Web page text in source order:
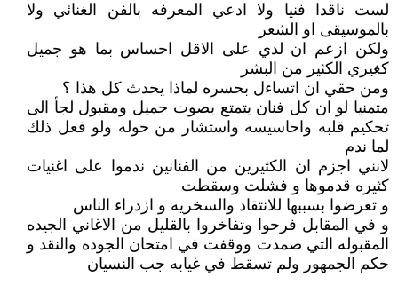
لست ناقدا فنيا ولا ادعي المعرفه بالفن الغنائي ولا
بالموسيقى او الشعر
ولكن ازعم ان لدي على الاقل احساس بما هو جميل
كغيري الكثير من البشر
ومن حقي ان اتساءل بحسره لماذا يحدث كل هذا ؟
متمنيا لو ان كل فنان يتمتع بصوت جميل ومقبول لجأ الى
تحكيم قلبه واحاسيسه واستشار من حوله ولو فعل ذلك
لما ندم
لانني اجزم ان الكثيرين من الفنانين ندموا على اغنيات
كثيره قدموها و فشلت وسقطت
و تعرضوا بسببها للانتقاد والسخريه و ازدراء الناس
و في المقابل فرحوا وتفاخروا بالقليل من الاغاني الجيده
المقبوله التي صمدت ووقفت في امتحان الجوده والنقد و
حكم الجمهور ولم تسقط في غيابه جب النسيان